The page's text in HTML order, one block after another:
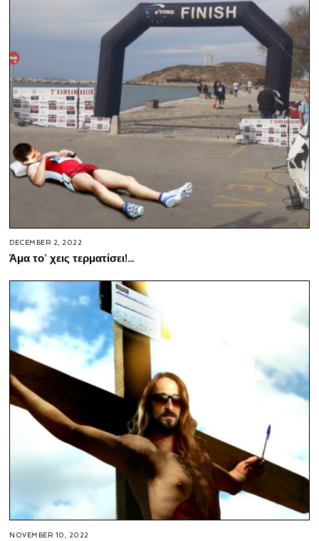
DECEMBER 2, 2022
Άμα το’ χεις τερματίσει!…
NOVEMBER 10, 2022